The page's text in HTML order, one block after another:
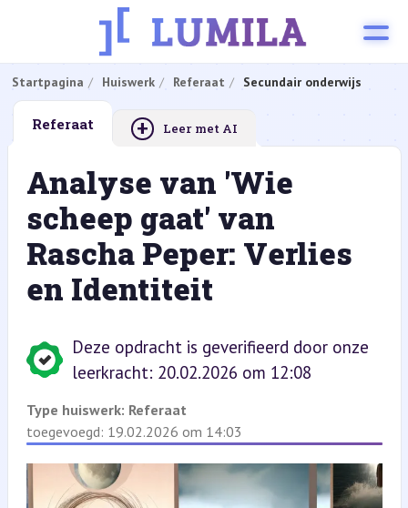
Startpagina Huiswerk Referaat Secundair onderwijs
Referaat + Leer met AI
Analyse van 'Wie
scheep gaat' van
Rascha Peper: Verlies
en Identiteit
Deze opdracht is geverifieerd door onze
leerkracht: 20.02.2026 om 12:08
Type huiswerk: Referaat
toegevoegd: 19.02.2026 om 14:03